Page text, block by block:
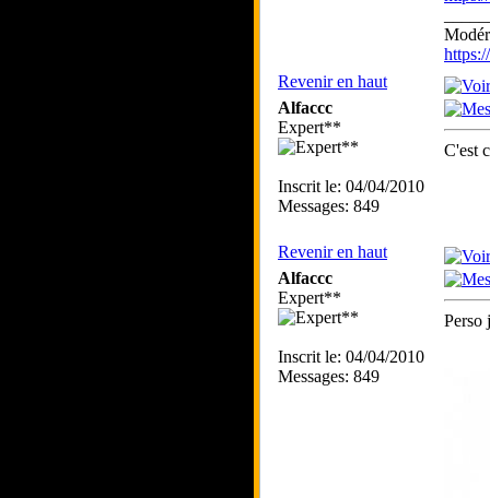
Revenir en haut
Alfaccc
Expert**
Inscrit le: 04/04/2010
Messages: 849
C'est
Revenir en haut
Alfaccc
Expert**
Inscrit le: 04/04/2010
Messages: 849
Perso